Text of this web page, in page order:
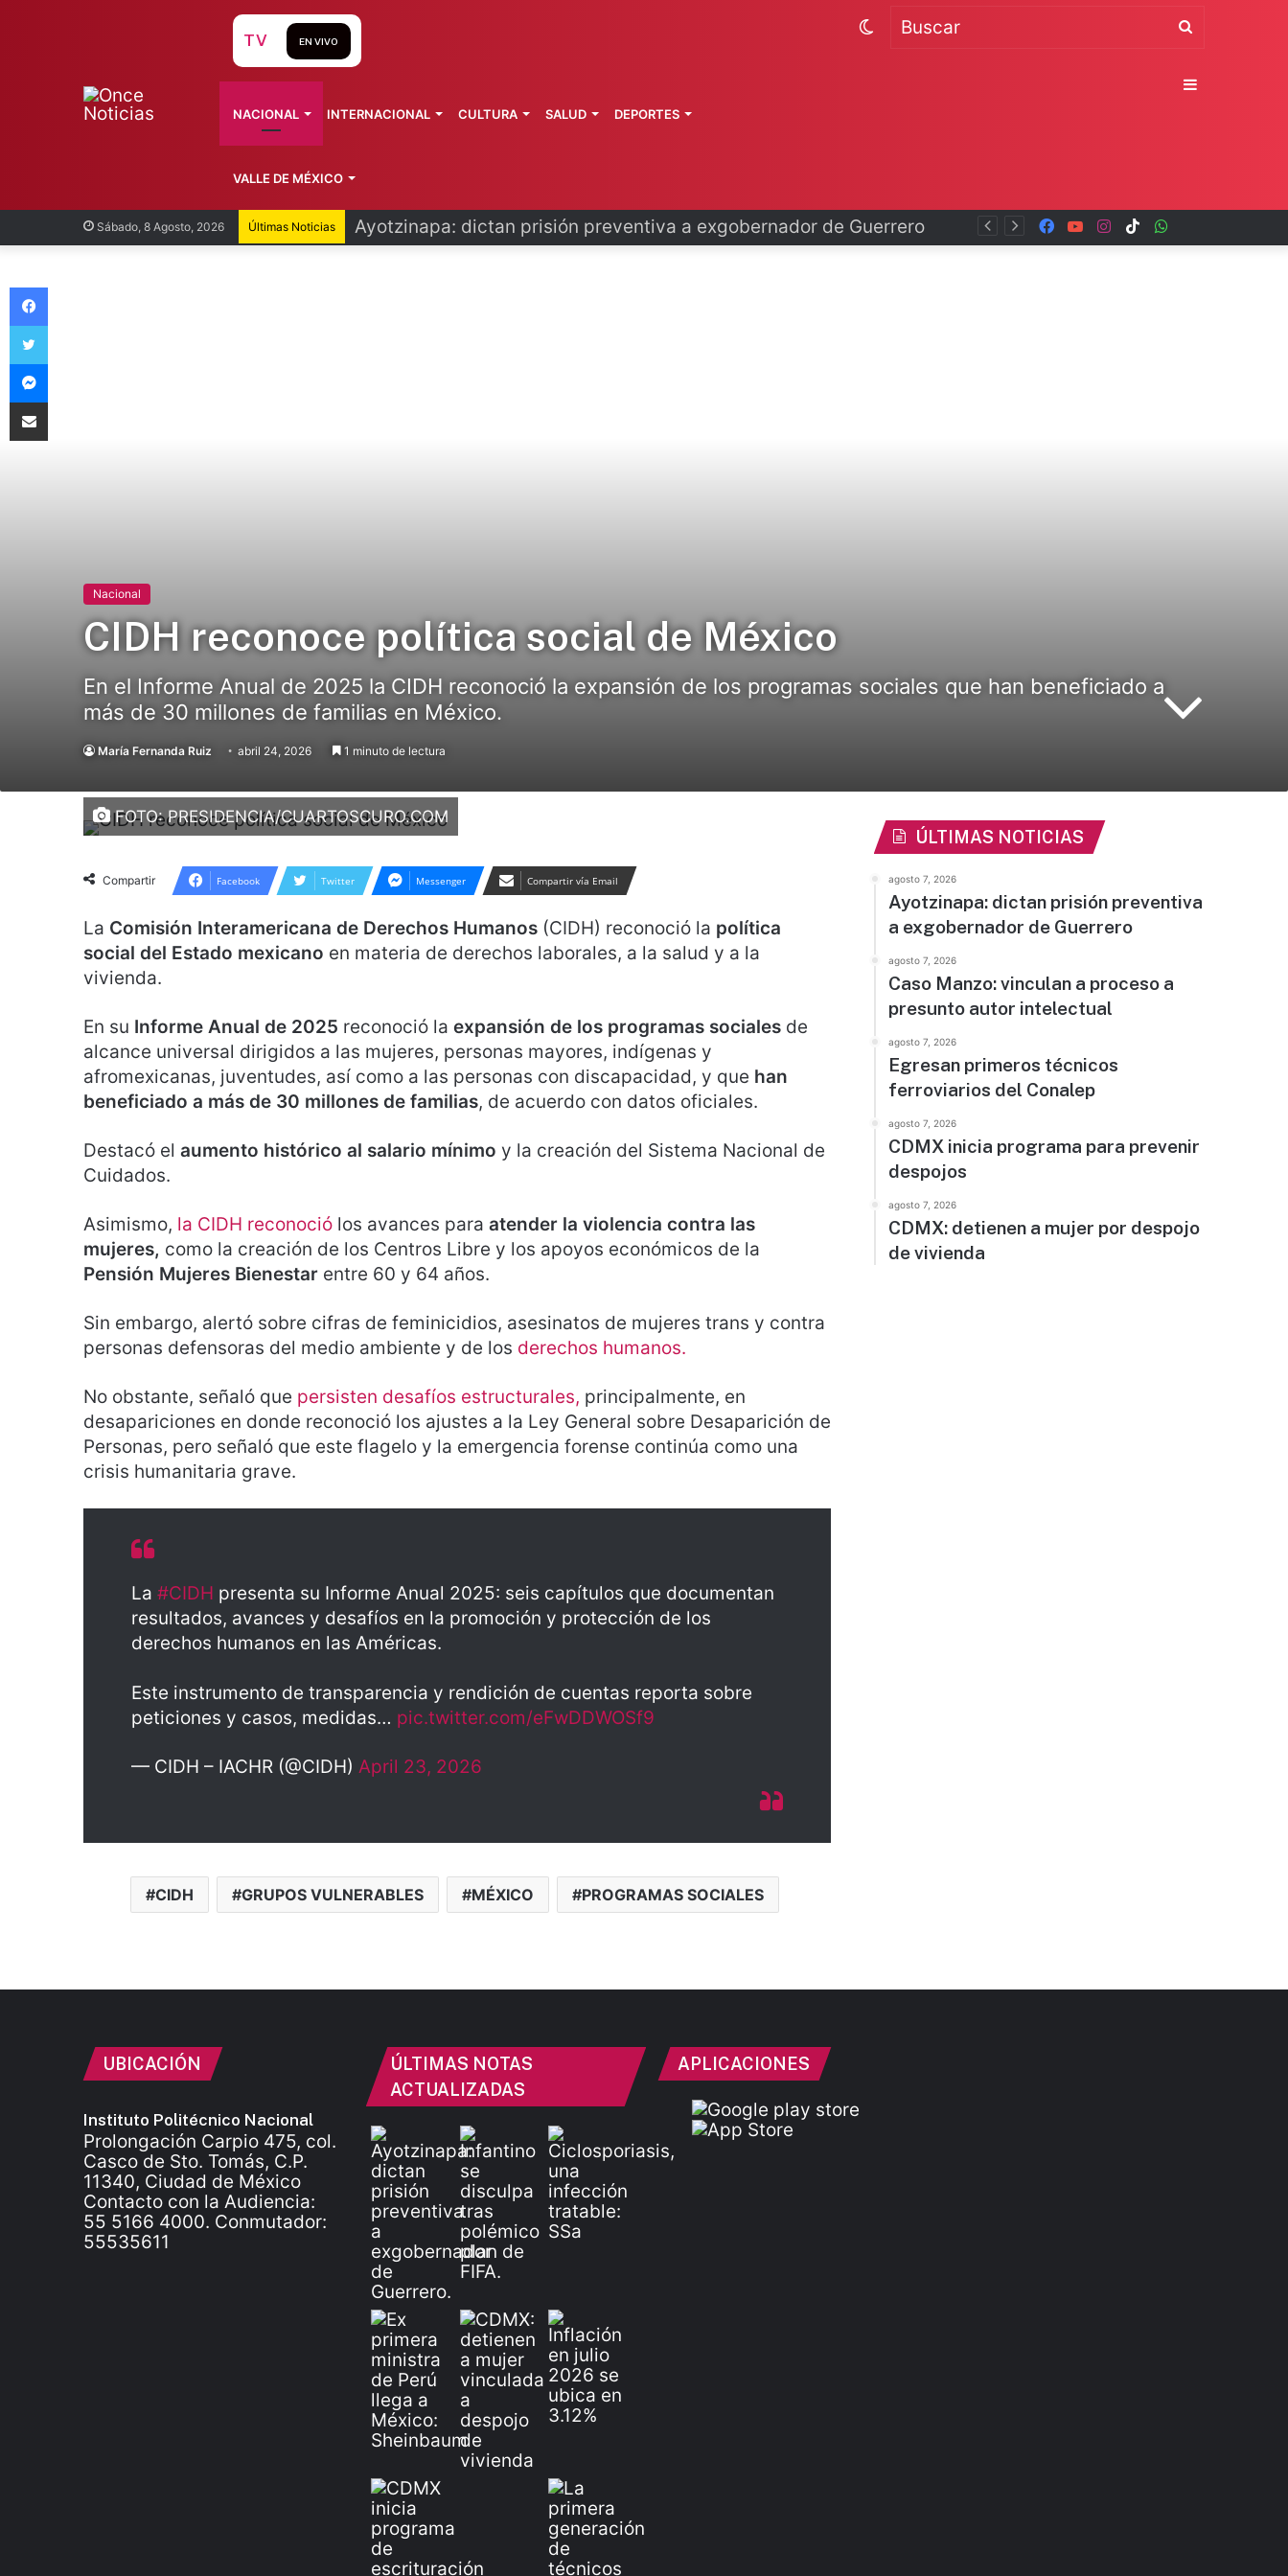
Sábado, 8 Agosto, 2026 Últimas Noticias Infantino se disculpa tras polémico plan de FIFA TikTok
Instagram
YouTube
Facebook
TV EN VIVO
NACIONAL INTERNACIONAL CULTURA SALUD DEPORTES
VALLE DE MÉXICO
Buscar
Switch
Sidebar
Nacional
CIDH reconoce política social de México
En el Informe Anual de 2025 la CIDH reconoció la expansión de los programas sociales que han beneficiado a
más de 30 millones de familias en México.
María Fernanda Ruiz abril 24, 2026 1 minuto de lectura
FOTO: PRESIDENCIA/CUARTOSCURO.COM
Compartir Facebook Twitter Messenger Compartir vía Email
La Comisión Interamericana de Derechos Humanos (CIDH) reconoció la política
social del Estado mexicano en materia de derechos laborales, a la salud y a la
vivienda.
En su Informe Anual de 2025 reconoció la expansión de los programas sociales de
alcance universal dirigidos a las mujeres, personas mayores, indígenas y
afromexicanas, juventudes, así como a las personas con discapacidad, y que han
beneficiado a más de 30 millones de familias, de acuerdo con datos oficiales.
Destacó el aumento histórico al salario mínimo y la creación del Sistema Nacional de
Cuidados.
Asimismo, la CIDH reconoció los avances para atender la violencia contra las
mujeres, como la creación de los Centros Libre y los apoyos económicos de la
Pensión Mujeres Bienestar entre 60 y 64 años.
Sin embargo, alertó sobre cifras de feminicidios, asesinatos de mujeres trans y contra
personas defensoras del medio ambiente y de los derechos humanos.
No obstante, señaló que persisten desafíos estructurales, principalmente, en
desapariciones en donde reconoció los ajustes a la Ley General sobre Desaparición de
Personas, pero señaló que este flagelo y la emergencia forense continúa como una
crisis humanitaria grave.
La #CIDH presenta su Informe Anual 2025: seis capítulos que documentan
resultados, avances y desafíos en la promoción y protección de los
derechos humanos en las Américas.
Este instrumento de transparencia y rendición de cuentas reporta sobre
peticiones y casos, medidas… pic.twitter.com/eFwDDWOSf9
— CIDH – IACHR (@CIDH) April 23, 2026
CIDH GRUPOS VULNERABLES MÉXICO PROGRAMAS SOCIALES
ÚLTIMAS NOTICIAS
agosto 7, 2026
Ayotzinapa: dictan prisión preventiva
a exgobernador de Guerrero
agosto 7, 2026
Caso Manzo: vinculan a proceso a
presunto autor intelectual
agosto 7, 2026
Egresan primeros técnicos
ferroviarios del Conalep
agosto 7, 2026
CDMX inicia programa para prevenir
despojos
agosto 7, 2026
CDMX: detienen a mujer por despojo
de vivienda
UBICACIÓN
Instituto Politécnico Nacional
Prolongación Carpio 475, col.
Casco de Sto. Tomás, C.P.
11340, Ciudad de México
Contacto con la Audiencia:
55 5166 4000. Conmutador:
55535611
ÚLTIMAS NOTAS
ACTUALIZADAS
APLICACIONES
Facebook
Twitter
Messenger
Compartir vía Email